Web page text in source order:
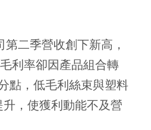
二季營收創下新高，
利率卻因產品組合轉
點，低毛利絲束與塑料
，使獲利動能不及營